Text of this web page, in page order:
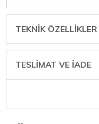
TEKNIK ÖZELLIKLER
TESLİMAT VE İADE